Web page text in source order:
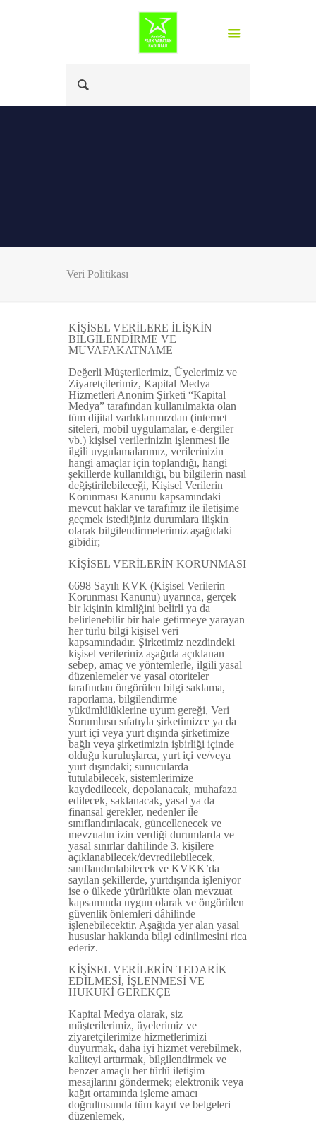
Veri Politikası
KİŞİSEL VERİLERE İLİŞKİN
BİLGİLENDİRME VE
MUVAFAKATNAME
Değerli Müşterilerimiz, Üyelerimiz ve
Ziyaretçilerimiz, Kapital Medya
Hizmetleri Anonim Şirketi “Kapital
Medya” tarafından kullanılmakta olan
tüm dijital varlıklarımızdan (internet
siteleri, mobil uygulamalar, e-dergiler
vb.) kişisel verilerinizin işlenmesi ile
ilgili uygulamalarımız, verilerinizin
hangi amaçlar için toplandığı, hangi
şekillerde kullanıldığı, bu bilgilerin nasıl
değiştirilebileceği, Kişisel Verilerin
Korunması Kanunu kapsamındaki
mevcut haklar ve tarafımız ile iletişime
geçmek istediğiniz durumlara ilişkin
olarak bilgilendirmelerimiz aşağıdaki
gibidir;
KİŞİSEL VERİLERİN KORUNMASI
6698 Sayılı KVK (Kişisel Verilerin
Korunması Kanunu) uyarınca, gerçek
bir kişinin kimliğini belirli ya da
belirlenebilir bir hale getirmeye yarayan
her türlü bilgi kişisel veri
kapsamındadır. Şirketimiz nezdindeki
kişisel verileriniz aşağıda açıklanan
sebep, amaç ve yöntemlerle, ilgili yasal
düzenlemeler ve yasal otoriteler
tarafından öngörülen bilgi saklama,
raporlama, bilgilendirme
yükümlülüklerine uyum gereği, Veri
Sorumlusu sıfatıyla şirketimizce ya da
yurt içi veya yurt dışında şirketimize
bağlı veya şirketimizin işbirliği içinde
olduğu kuruluşlarca, yurt içi ve/veya
yurt dışındaki; sunucularda
tutulabilecek, sistemlerimize
kaydedilecek, depolanacak, muhafaza
edilecek, saklanacak, yasal ya da
finansal gerekler, nedenler ile
sınıflandırılacak, güncellenecek ve
mevzuatın izin verdiği durumlarda ve
yasal sınırlar dahilinde 3. kişilere
açıklanabilecek/devredilebilecek,
sınıflandırılabilecek ve KVKK’da
sayılan şekillerde, yurtdışında işleniyor
ise o ülkede yürürlükte olan mevzuat
kapsamında uygun olarak ve öngörülen
güvenlik önlemleri dâhilinde
işlenebilecektir. Aşağıda yer alan yasal
hususlar hakkında bilgi edinilmesini rica
ederiz.
KİŞİSEL VERİLERİN TEDARİK
EDİLMESİ, İŞLENMESİ VE
HUKUKİ GEREKÇE
Kapital Medya olarak, siz
müşterilerimiz, üyelerimiz ve
ziyaretçilerimize hizmetlerimizi
duyurmak, daha iyi hizmet verebilmek,
kaliteyi arttırmak, bilgilendirmek ve
benzer amaçlı her türlü iletişim
mesajlarını göndermek; elektronik veya
kağıt ortamında işleme amacı
doğrultusunda tüm kayıt ve belgeleri
düzenlemek,